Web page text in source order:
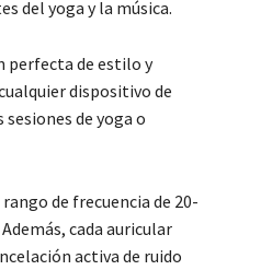
del yoga y la música.
perfecta de estilo y
dispositivo de
de yoga o
de frecuencia de 20-
cada auricular
activa de ruido